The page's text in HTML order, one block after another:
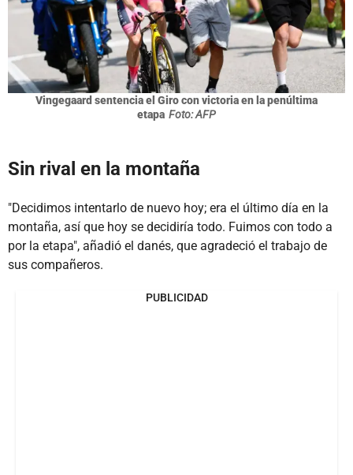
Vingegaard sentencia el Giro con victoria en la penúltima
etapa Foto: AFP
Sin rival en la montaña
"Decidimos intentarlo de nuevo hoy; era el último día en la
montaña, así que hoy se decidiría todo. Fuimos con todo a
por la etapa", añadió el danés, que agradeció el trabajo de
sus compañeros.
PUBLICIDAD